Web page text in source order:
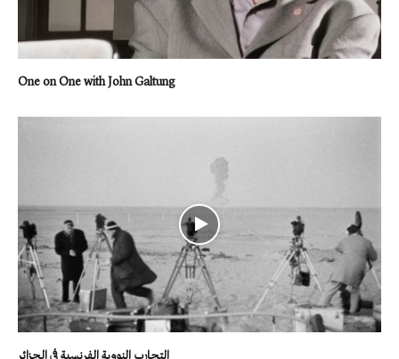
One on One with John Galtung
التجارب النووية الفرنسية في الجزائر